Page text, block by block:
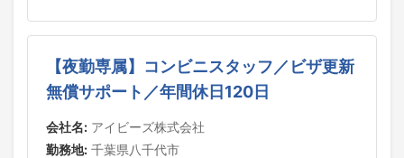
【夜勤専属】コンビニスタッフ／ビザ更新
無償サポート／年間休日120日
会社名: アイビーズ株式会社
勤務地: 千葉県八千代市